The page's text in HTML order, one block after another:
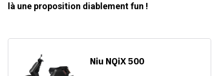
là une proposition diablement fun !